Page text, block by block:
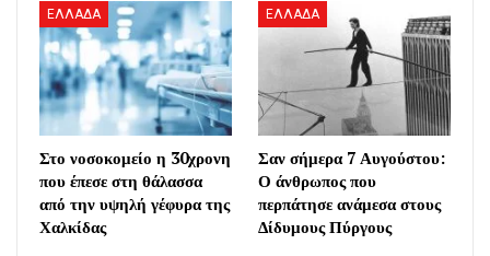
ΕΛΛΑΔΑ
Στο νοσοκομείο η 30χρονη
που έπεσε στη θάλασσα
από την υψηλή γέφυρα της
Χαλκίδας
ΕΛΛΑΔΑ
Σαν σήμερα 7 Αυγούστου:
Ο άνθρωπος που
περπάτησε ανάμεσα στους
Δίδυμους Πύργους